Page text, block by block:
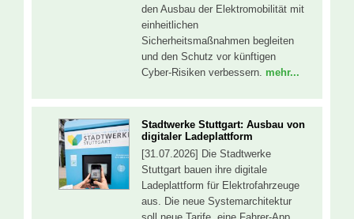
den Ausbau der Elektromobilität mit
einheitlichen
Sicherheitsmaßnahmen begleiten
und den Schutz vor künftigen
Cyber-Risiken verbessern. mehr...
Stadtwerke Stuttgart: Ausbau von
digitaler Ladeplattform
[31.07.2026] Die Stadtwerke
Stuttgart bauen ihre digitale
Ladeplattform für Elektrofahrzeuge
aus. Die neue Systemarchitektur